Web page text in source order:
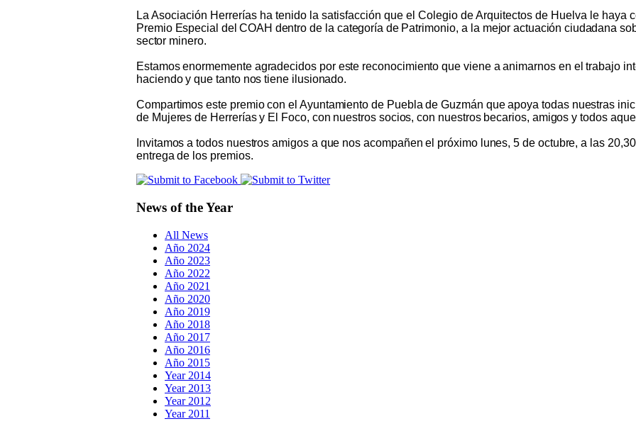
La Asociación Herrerías ha tenido la satisfacción que el Colegio de Arquitectos de Huelva le haya
Premio Especial delCOAH dentrode la categoría de Patrimonio, a la mejor actuación ciudadana
sector minero.
Estamos enormemente agradecidos por este reconocimiento que viene a animarnos en el trabajo
haciendo y que tanto nos tiene ilusionado.
Compartimos este premio con el Ayuntamiento de Puebla de Guzmán que apoya todas nuestras
de Mujeres de Herrerías y El Foco, con nuestros socios, con nuestros becarios, amigos y todos
Invitamos a todos nuestros amigos a que nos acompañen el próximo lunes, 5 de octubre, a las
entrega de los premios.
News of the Year
All News
Año 2024
Año 2023
Año 2022
Año 2021
Año 2020
Año 2019
Año 2018
Año 2017
Año 2016
Año 2015
Year 2014
Year 2013
Year 2012
Year 2011